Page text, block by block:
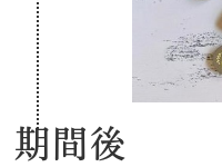
期間後